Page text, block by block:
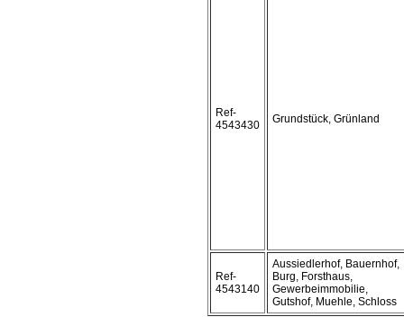
Ref-
4543430
Grundstück, Grünland
Ref-
4543140
Aussiedlerhof, Bauernhof,
Burg, Forsthaus,
Gewerbeimmobilie,
Gutshof, Muehle, Schloss